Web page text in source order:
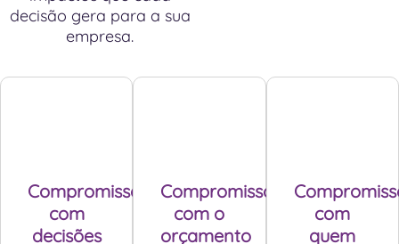
decisão gera para a sua
empresa.
Compromisso
com
decisões
Compromisso
com o
orçamento
com
quem